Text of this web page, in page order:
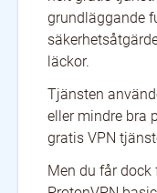
grundläggande
läckor.
Tjänsten
eller mindre bra
gratis VPN
Men du får